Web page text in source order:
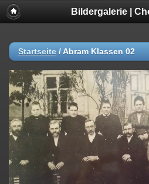
Bildergalerie |
Startseite / Abram Klassen 02